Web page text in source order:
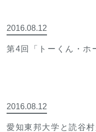
2016.08.12
第4回「トーくん・ホ
2016.08.12
愛知東邦大学と読谷